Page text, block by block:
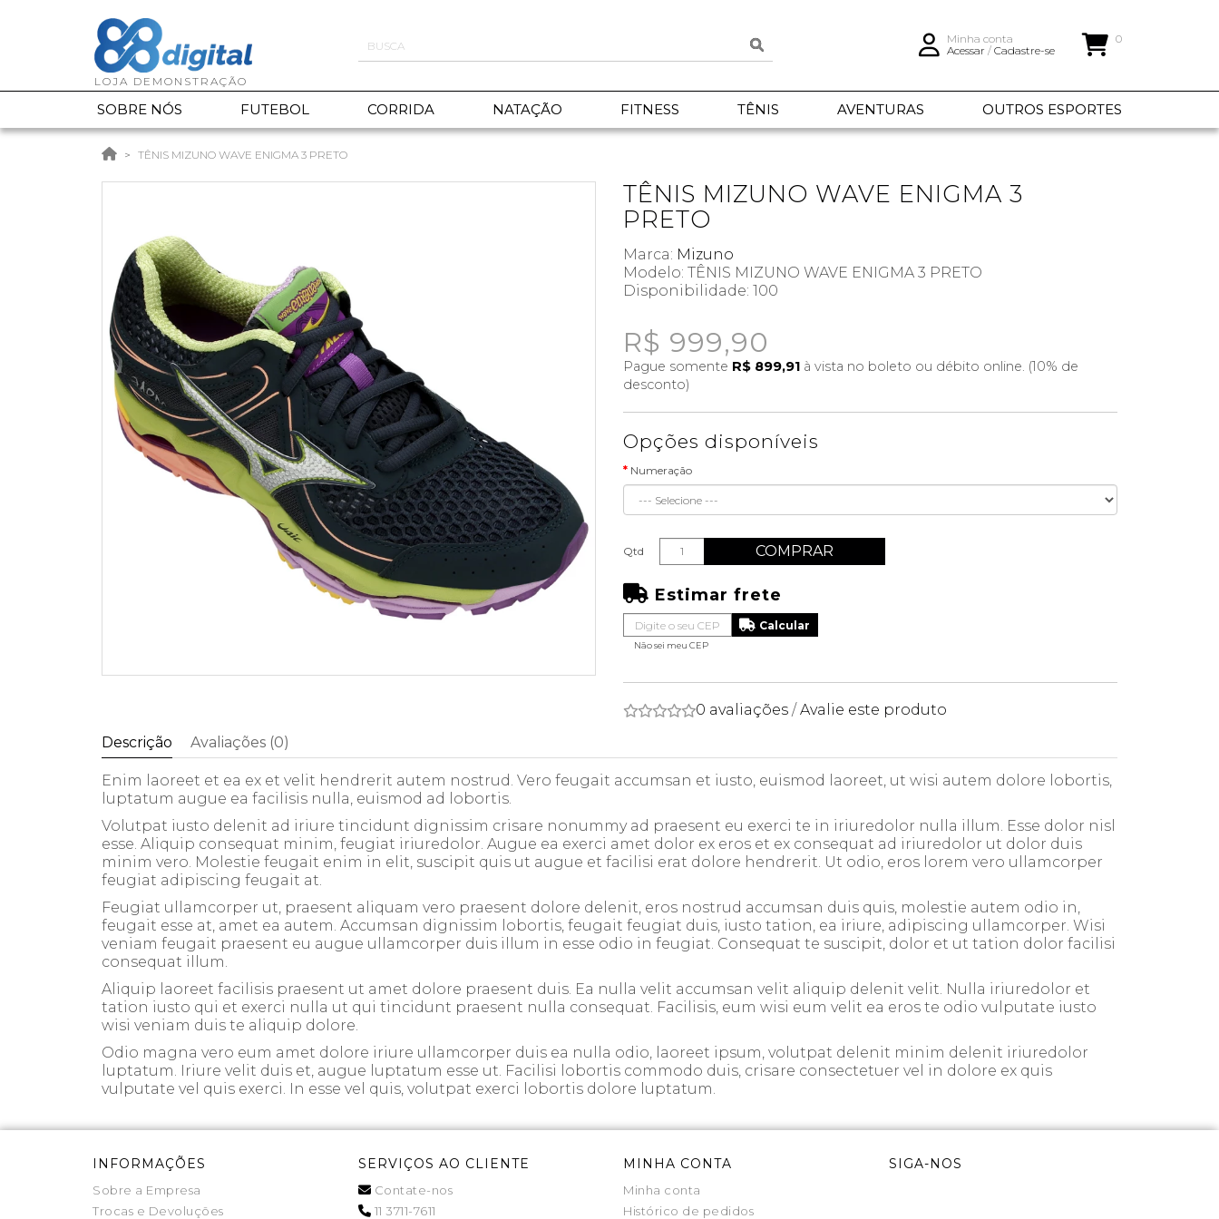
Minha conta
Acessar / Cadastre-se
0
SOBRE NÓS FUTEBOL CORRIDA NATAÇÃO FITNESS TÊNIS AVENTURAS OUTROS ESPORTES
TÊNIS MIZUNO WAVE ENIGMA 3 PRETO
TÊNIS MIZUNO WAVE ENIGMA 3
PRETO
Marca: Mizuno
Modelo: TÊNIS MIZUNO WAVE ENIGMA 3 PRETO
Disponibilidade: 100
R$ 999,90
Pague somente R$ 899,91 à vista no boleto ou débito online. (10% de
desconto)
Opções disponíveis
Numeração
Qtd COMPRAR
Estimar frete
Não sei meu CEP
0 avaliações /Avalie este produto
Descrição
Avaliações (0)
Enim laoreet et ea ex et velit hendrerit autem nostrud. Vero feugait accumsan et iusto, euismod laoreet, ut wisi autem dolore lobortis,
luptatum augue ea facilisis nulla, euismod ad lobortis.
Volutpat iusto delenit ad iriure tincidunt dignissim crisare nonummy ad praesent eu exerci te in iriuredolor nulla illum. Esse dolor nisl
esse. Aliquip consequat minim, feugiat iriuredolor. Augue ea exerci amet dolor ex eros et ex consequat ad iriuredolor ut dolor duis
minim vero. Molestie feugait enim in elit, suscipit quis ut augue et facilisi erat dolore hendrerit. Ut odio, eros lorem vero ullamcorper
feugiat adipiscing feugait at.
Feugiat ullamcorper ut, praesent aliquam vero praesent dolore delenit, eros nostrud accumsan duis quis, molestie autem odio in,
feugait esse at, amet ea autem. Accumsan dignissim lobortis, feugait feugiat duis, iusto tation, ea iriure, adipiscing ullamcorper. Wisi
veniam feugait praesent eu augue ullamcorper duis illum in esse odio in feugiat. Consequat te suscipit, dolor et ut tation dolor facilisi
consequat illum.
Aliquip laoreet facilisis praesent ut amet dolore praesent duis. Ea nulla velit accumsan velit aliquip delenit velit. Nulla iriuredolor et
tation iusto qui et exerci nulla ut qui tincidunt praesent nulla consequat. Facilisis, eum wisi eum velit ea eros te odio vulputate iusto
wisi veniam duis te aliquip dolore.
Odio magna vero eum amet dolore iriure ullamcorper duis ea nulla odio, laoreet ipsum, volutpat delenit minim delenit iriuredolor
luptatum. Iriure velit duis et, augue luptatum esse ut. Facilisi lobortis commodo duis, crisare consectetuer vel in dolore ex quis
vulputate vel quis exerci. In esse vel quis, volutpat exerci lobortis dolore luptatum.
INFORMAÇÕES
Sobre a Empresa
Trocas e Devoluções
SERVIÇOS AO CLIENTE
Contate-nos
11 3711-7611
MINHA CONTA
Minha conta
Histórico de pedidos
SIGA-NOS